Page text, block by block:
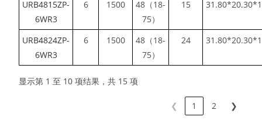
URB4815ZP-
6WR3
6 1500
48（18-
75）
15
URB4824ZP-
6WR3
6 1500
48（18-
75）
24
显示第 1 至 10 项结果，共 15 项
❮ 1 2 ❯